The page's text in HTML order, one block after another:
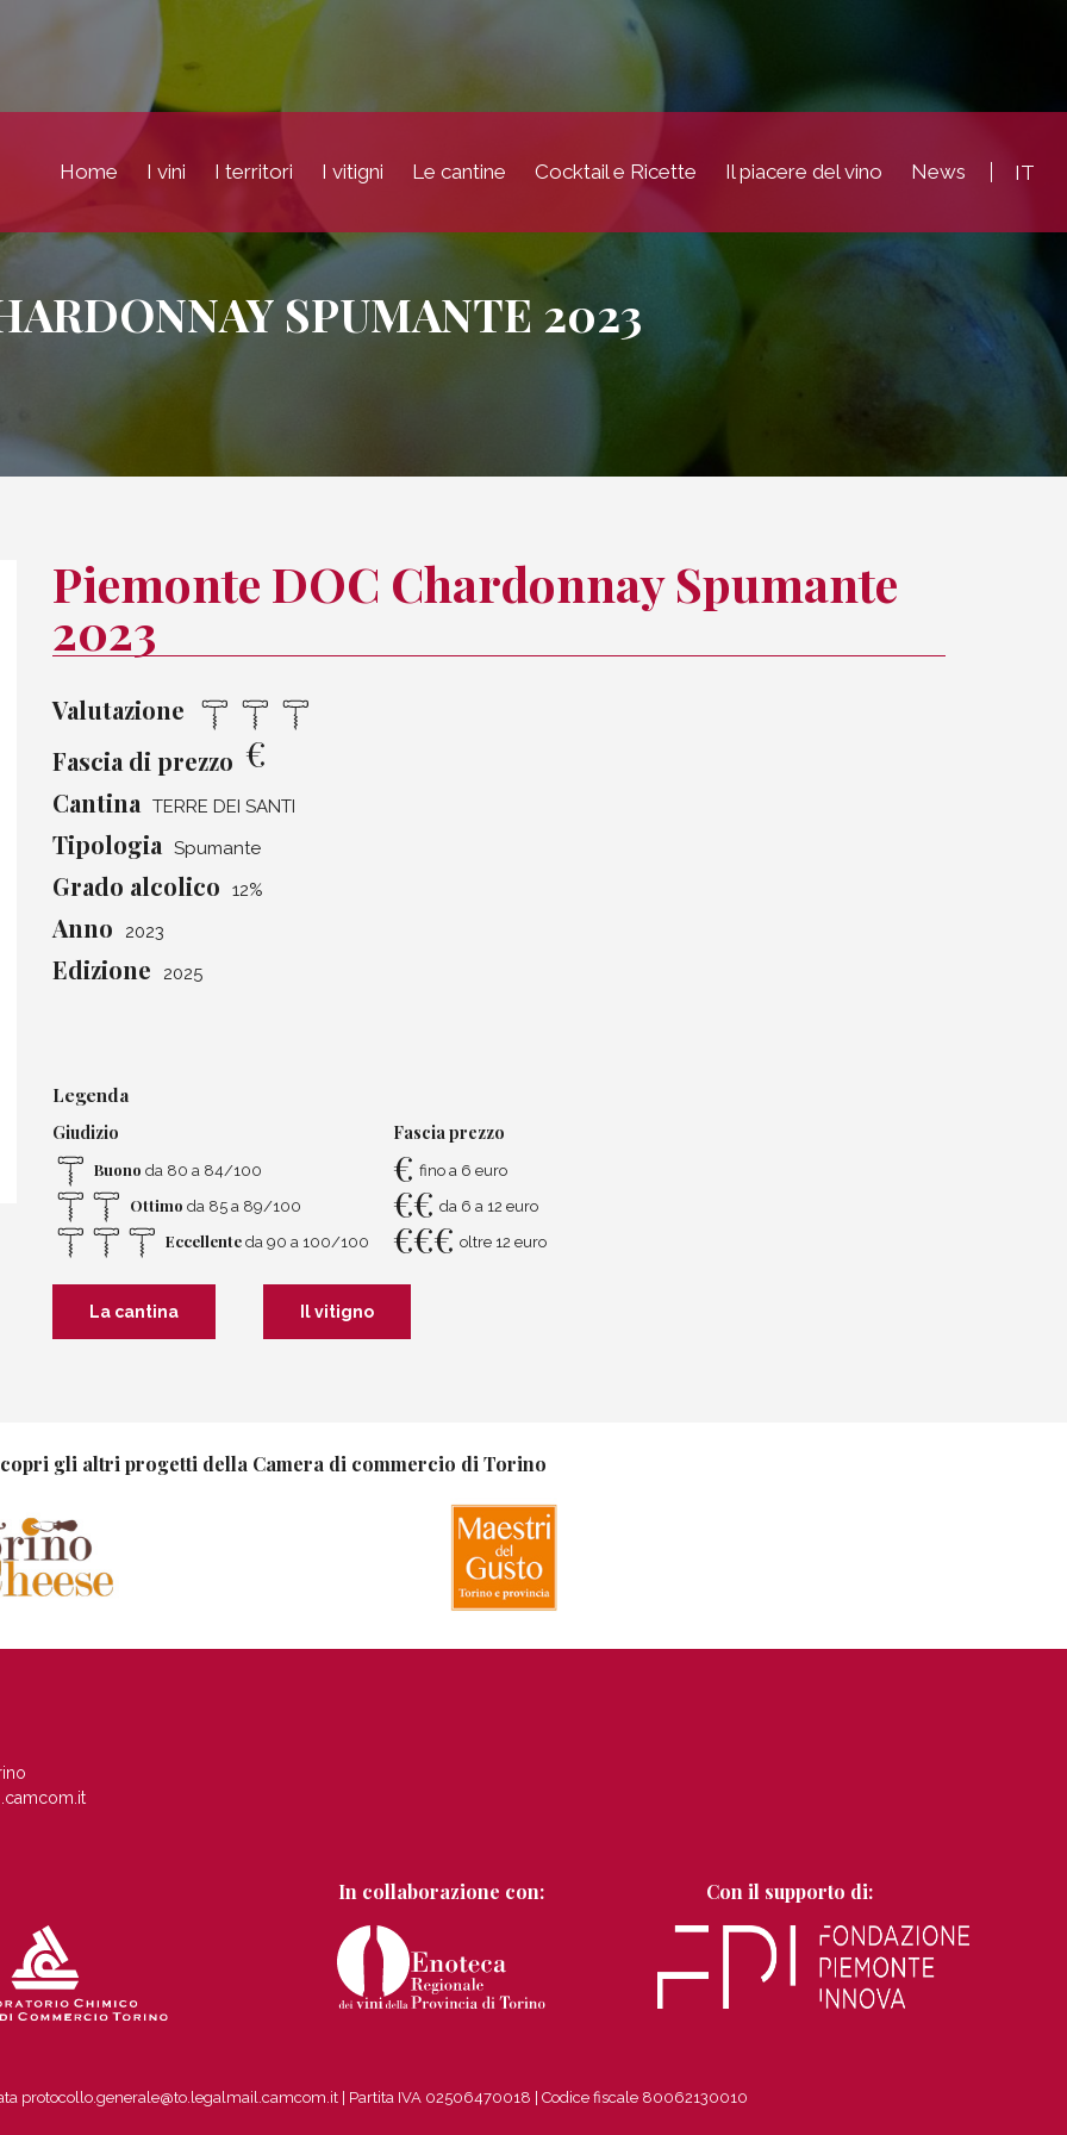
Home I vini I territori I vitigni Le cantine Cocktail e Ricette Il piacere del vino News IT
SPUMANTE 2023
Piemonte DOC Chardonnay Spumante
2023
Valutazione
Fascia di prezzo €
Cantina TERRE DEI SANTI
Tipologia Spumante
Grado alcolico 12%
Anno 2023
Edizione 2025
Legenda
Giudizio
Buono da 80 a 84/100
Ottimo da 85 a 89/100
Eccellente da 90 a 100/100
Fascia prezzo
€ fino a 6 euro
€€ da 6 a 12 euro
€€€ oltre 12 euro
La cantina Il vitigno
gli altri progetti della Camera di commercio di Torino
In collaborazione con: Con il supporto di:
protocollo.generale@to.legalmail.camcom.it | Partita IVA 02506470018 Codice fiscale 80062130010